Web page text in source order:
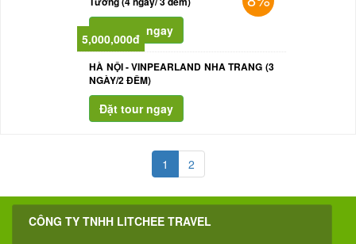
5,000,000đ
HÀ NỘI - VINPEARLAND NHA TRANG (3
NGÀY/2 ĐÊM)
1 2
CÔNG TY TNHH LITCHEE TRAVEL